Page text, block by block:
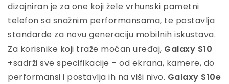
dizajniran je za one koji žele vrhunski pametni
telefon sa snažnim performansama, te postavlja
standarde za novu generaciju mobilnih iskustava.
Za korisnike koji traže moćan uređaj, Galaxy S10
+sadrži sve specifikacije – od ekrana, kamere, do
performansi i postavlja ih na viši nivo. Galaxy S10e